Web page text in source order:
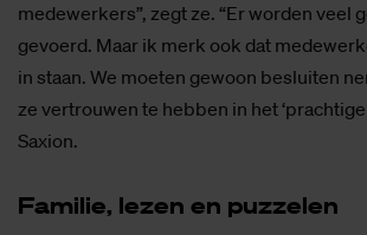
medewerkers”, zegt ze. “Er worden veel
gevoerd. Maar ik merk ook dat
in staan. We moeten gewoon besluiten
ze vertrouwen te hebben in het
Saxion.
Fa­mi­lie, le­zen en puz­ze­len